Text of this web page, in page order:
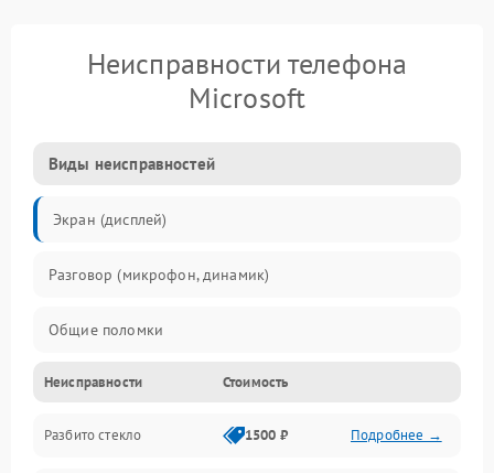
Неисправности телефона
Microsoft
Виды неисправностей
Экран (дисплей)
Разговор (микрофон, динамик)
Общие поломки
Проблемы связи
Камеры
Неисправности Стоимость
Разбито стекло 1500 ₽ Подробнее →